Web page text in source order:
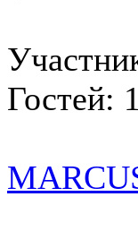
Гостей: 1